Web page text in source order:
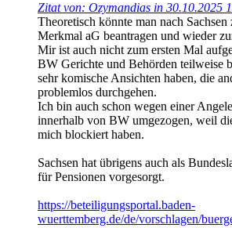
Zitat von: Ozymandias in 30.10.2025
Theoretisch könnte man nach Sachsen
Merkmal aG beantragen und wieder
Mir ist auch nicht zum ersten Mal
BW Gerichte und Behörden teilweise
sehr komische Ansichten haben, die
problemlos durchgehen.
Ich bin auch schon wegen einer
innerhalb von BW umgezogen, weil
mich blockiert haben.
Sachsen hat übrigens auch als
für Pensionen vorgesorgt.
https://beteiligungsportal.baden-
wuerttemberg.de/de/vorschlagen/